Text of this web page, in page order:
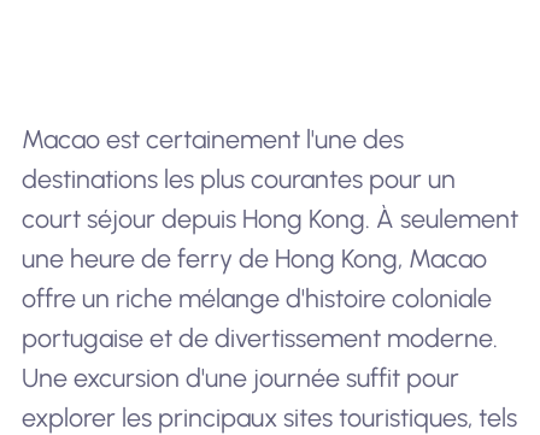
Macao est certainement l'une des
destinations les plus courantes pour un
court séjour depuis Hong Kong. À seulement
une heure de ferry de Hong Kong, Macao
offre un riche mélange d'histoire coloniale
portugaise et de divertissement moderne.
Une excursion d'une journée suffit pour
explorer les principaux sites touristiques, tels